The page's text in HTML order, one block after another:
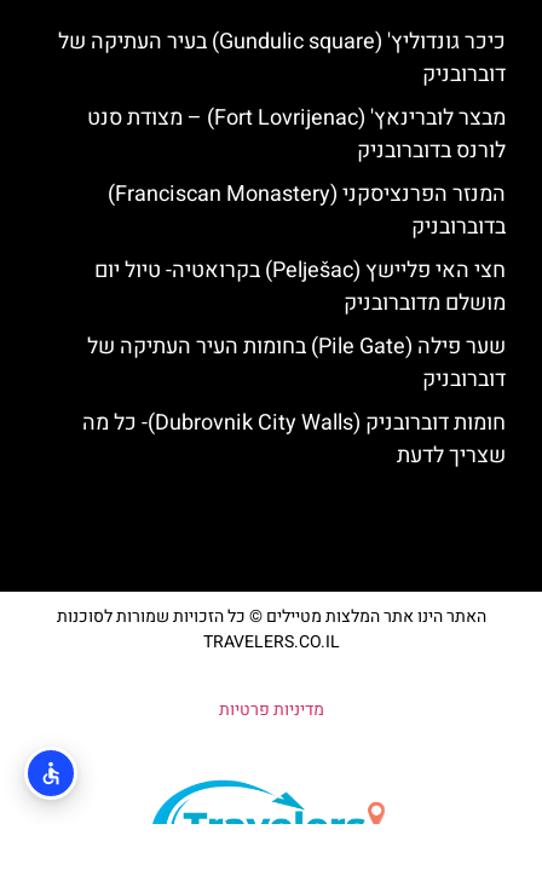
כיכר גונדוליץ' (Gundulic square) בעיר העתיקה של
דוברובניק
מבצר לוברינאץ' (Fort Lovrijenac) – מצודת סנט
לורנס בדוברובניק
המנזר הפרנציסקני (Franciscan Monastery)
בדוברובניק
חצי האי פליישץ (Pelješac) בקרואטיה- טיול יום
מושלם מדוברובניק
שער פילה (Pile Gate) בחומות העיר העתיקה של
דוברובניק
חומות דוברובניק (Dubrovnik City Walls)- כל מה
שצריך לדעת
האתר הינו אתר המלצות מטיילים © כל הזכויות שמורות לסוכנות
TRAVELERS.CO.IL
מדיניות פרטיות